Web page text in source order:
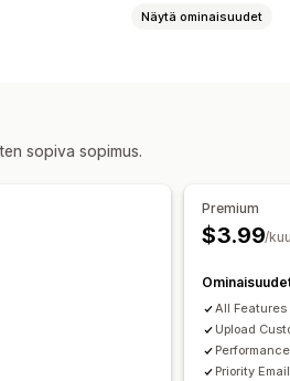
Näytä ominaisuudet
Kuvakkeet
sopiva sopimus.
Premium
$3.99/
All Features
Upload
Priority